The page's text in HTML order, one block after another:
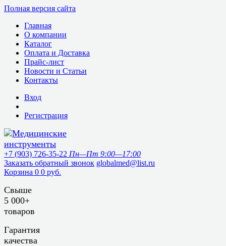
Полная версия сайта
Главная
О компании
Каталог
Оплата и Доставка
Прайс-лист
Новости и Статьи
Контакты
Вход
Регистрация
+7 (903) 726-35-22 Пн—Пт 9:00—17:00
Заказать обратный звонок globalmed@list.ru
Корзина 0 0 руб.
Свыше
5 000+
товаров
Гарантия
качества